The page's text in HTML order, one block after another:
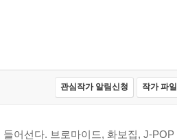
관심작가 알림신청 작가 파일
어선다. 브로마이드, 화보집, J-POP